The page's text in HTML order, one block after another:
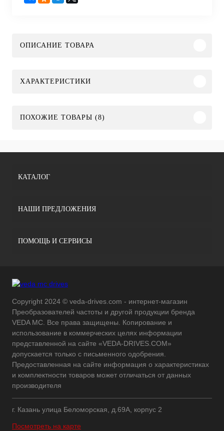
ОПИСАНИЕ ТОВАРА
ХАРАКТЕРИСТИКИ
ПОХОЖИЕ ТОВАРЫ (8)
КАТАЛОГ
НАШИ ПРЕДЛОЖЕНИЯ
ПОМОЩЬ И СЕРВИСЫ
Copyright 2024 © veda-drives.com - интернет-магазин
Преобразователей частоты и другой продукции бренда
VEDA MC. Все права защищены. Копирование и
использование в коммерческих целях информации
представленной на сайте «VEDA-DRIVES.COM»
допускается только с письменного одобрения.
Предоставленная на сайте информация о характеристиках
и комплектности товаров может отличаться от данных
производителя
г. Казань улица Беломорская, д.69А, корпус 2
Посмотреть на карте